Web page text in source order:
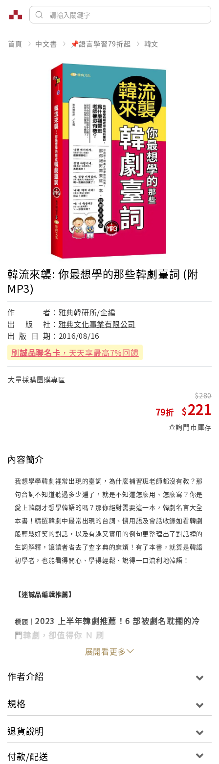
首頁 中文書 📌語言學習79折起 韓文
韓流來襲: 你最想學的那些韓劇臺詞 (附
MP3)
作 者： 雅典韓研所/企編
出
版 社： 雅典文化事業有限公司
出 版 日 期： 2016/08/16
刷誠品聯名卡 ，天天享最高7%回饋
大量採購團購專區
79
280
221
查詢門市庫存
內容簡介
我想學學韓劇裡常出現的臺詞，為什麼補習班老師都沒有教？那
句台詞不知道聽過多少遍了，就是不知道怎麼用、怎麼寫？你是
愛上韓劇才想學韓語的嗎？那你絕對需要這一本，韓劇名言大全
本書！精選韓劇中最常出現的台詞、慣用語及會話收錄如看韓劇
般輕鬆好笑的對話，以及有趣又實用的例句更整理出了對話裡的
生詞解釋，讓讀者省去了查字典的麻煩！有了本書，就算是韓語
初學者，也能看得開心、學得輕鬆、說得一口流利地韓語！
【迷誠品編輯推薦】
標題｜ 2023 上半年韓劇推薦！6 部被劇名耽擱的冷
門韓劇，卻值得你 Ｎ 刷
迷誠品內容中心
無論是甜蜜浪漫的愛情喜劇，或者是溫馨寫實的日常劇情，都有
統整在下方迷誠品編輯團隊精選的韓劇推薦必看片單。如果你還
停留在 2022 韓劇推薦的記憶中，不妨往下瞭解最新的超夯韓劇
有哪些，一起享受韓劇帶來的樂趣，為平淡的生活注入新的色
彩。
展開看更多
作者介紹
規格
退貨說明
付款/配送